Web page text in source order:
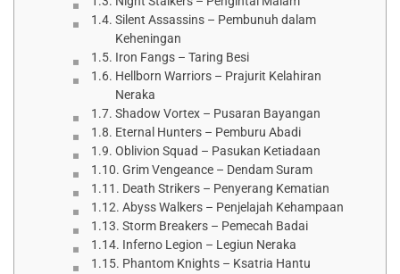
Silent Assassins – Pembunuh dalam
Keheningan
Iron Fangs – Taring Besi
Hellborn Warriors – Prajurit Kelahiran
Neraka
Shadow Vortex – Pusaran Bayangan
Eternal Hunters – Pemburu Abadi
Oblivion Squad – Pasukan Ketiadaan
Grim Vengeance – Dendam Suram
Death Strikers – Penyerang Kematian
Abyss Walkers – Penjelajah Kehampaan
Storm Breakers – Pemecah Badai
Inferno Legion – Legiun Neraka
Phantom Knights – Ksatria Hantu